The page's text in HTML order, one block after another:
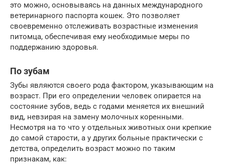
это можно, основываясь на данных международного
ветеринарного паспорта кошек. Это позволяет
своевременно отслеживать возрастные изменения
питомца, обеспечивая ему необходимые меры по
поддержанию здоровья.
По зубам
Зубы являются своего рода фактором, указывающим на
возраст. При его определении человек опирается на
состояние зубов, ведь с годами меняется их внешний
вид, невзирая на замену молочных коренными.
Несмотря на то что у отдельных животных они крепкие
до самой старости, а у других больные практически с
детства, определить возраст можно по таким
признакам, как: